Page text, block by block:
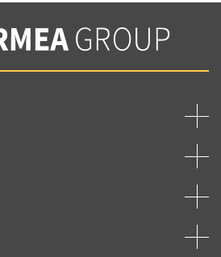
нашей политикой